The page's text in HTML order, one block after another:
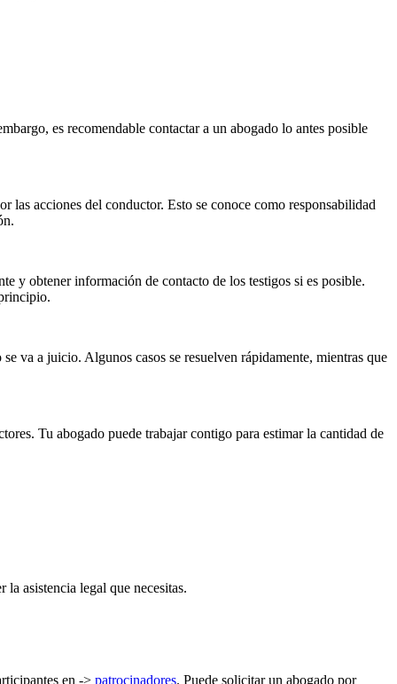
es recomendable contactar a un abogado lo antes posible
las acciones del conductor. Esto se conoce como responsabilidad
y obtener información de contacto de los testigos si es posible.
va a juicio. Algunos casos se resuelven rápidamente, mientras que
Tu abogado puede trabajar contigo para estimar la cantidad de
asistencia legal que necesitas.
en -> patrocinadores. Puede solicitar un abogado por